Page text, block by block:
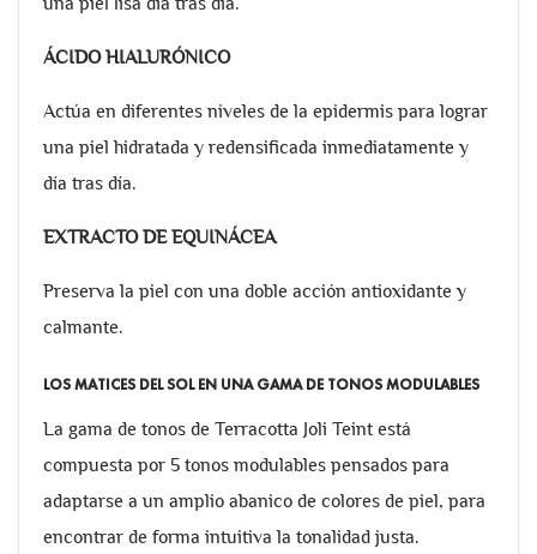
ÁCIDO HIALURÓNICO
Actúa en diferentes niveles de la epidermis para lograr
una piel hidratada y redensificada inmediatamente y
día tras día.
EXTRACTO DE EQUINÁCEA
Preserva la piel con una doble acción antioxidante y
calmante.
LOS MATICES DEL SOL EN UNA GAMA DE TONOS MODULABLES
La gama de tonos de Terracotta Joli Teint está
compuesta por 5 tonos modulables pensados para
adaptarse a un amplio abanico de colores de piel, para
encontrar de forma intuitiva la tonalidad justa.